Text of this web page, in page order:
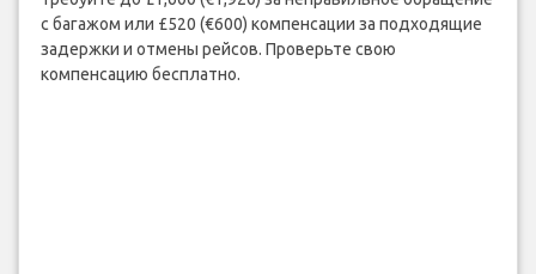
с багажом или £520 (€600) компенсации за подходящие
задержки и отмены рейсов. Проверьте свою
компенсацию бесплатно.